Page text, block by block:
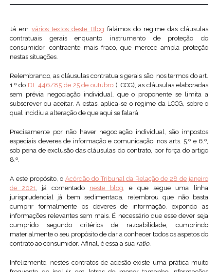
Já emvários textos deste Blog falámos do regime das cláusulas
contratuais gerais enquanto instrumento de proteção do
consumidor, contraente mais fraco, que merece ampla proteção
nestas situações.
Relembrando, as cláusulas contratuais gerais são, nos termos do art.
1.º do DL 446/85 de 25 de outubro (LCCG), as cláusulas elaboradas
sem prévia negociação individual, que o proponente se limita a
subscrever ou aceitar. A estas, aplica-se o regime da LCCG, sobre o
qual incidiu a alteração de que aqui se falará.
Precisamente por não haver negociação individual, são impostos
especiais deveres de informação e comunicação, nos arts. 5.º e 6.º,
sob pena de exclusão das cláusulas do contrato, por força do artigo
8.º.
A este propósito, o Acórdão do Tribunal da Relação de 28 de janeiro
de 2021, já comentado neste blog, e que segue uma linha
jurisprudencial já bem sedimentada, relembrou que não basta
cumprir formalmente os deveres de informação, expondo as
informações relevantes sem mais. É necessário que esse dever seja
cumprido segundo critérios de razoabilidade, cumprindo
materialmente o seu propósito de dar a conhecer todos os aspetos do
contrato ao consumidor. Afinal, é essa a sua ratio.
Infelizmente, nestes contratos de adesão existe uma prática muito